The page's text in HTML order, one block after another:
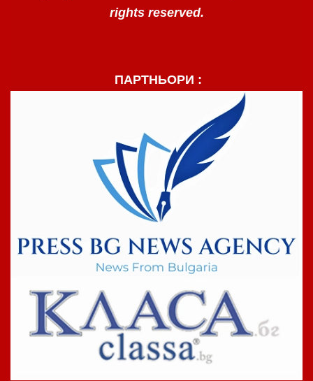
rights reserved.
ПАРТНЬОРИ :